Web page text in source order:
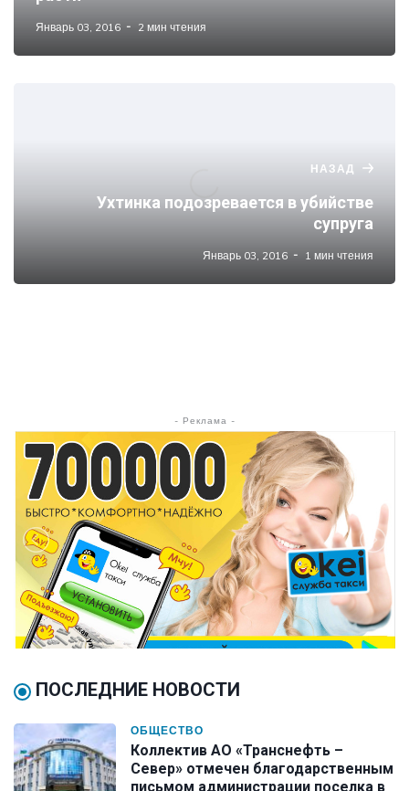
Январь 03, 2016 2 мин чтения
НАЗАД
Ухтинка подозревается в убийстве
супруга
Январь 03, 2016 1 мин чтения
- Реклама -
ПОСЛЕДНИЕ НОВОСТИ
ОБЩЕСТВО
Коллектив АО «Транснефть –
Север» отмечен благодарственным
письмом администрации поселка в